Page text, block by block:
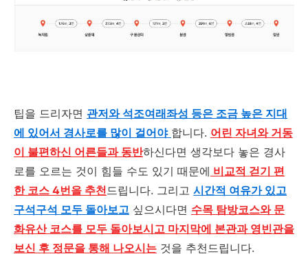
팁을 드리자면 관저와 석조여래좌성 등은 조금 높은 지대
에 있어서 경사로를 많이 걸어야 합니다. 어린 자녀와 거동
이 불편하신 어른들과 동반하신다면 생각보다 놓은 경사
로를 오르는 것이 힘들 수도 있기 때문에 비교적 걷기 편
한 코스 4번을 추천 드립니다. 그리고 시간적 여유가 있고
구석구석 모두 돌아보고 싶으시다면 수목 탐방코스와 문
화유산 코스를 모두 돌아보시고 마지막에 본관과 영빈관을
보신 후 정문을 통해 나오시는 것을 추천드립니다.